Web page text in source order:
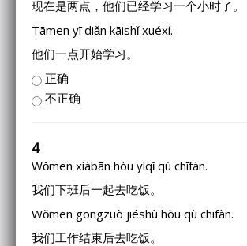
现在是两点，他们已经学习一个小时了。
Tāmen yī diǎn kāishǐ xuéxí.
他们一点开始学习。
正确
不正确
4
Wǒmen xiàbān hòu yìqǐ qù chīfàn.
我们下班后一起去吃饭。
Wǒmen gōngzuò jiéshù hòu qù chīfàn.
我们工作结束后去吃饭。